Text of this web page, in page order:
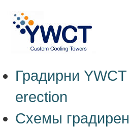
Градирни
erection
Схемы градирен